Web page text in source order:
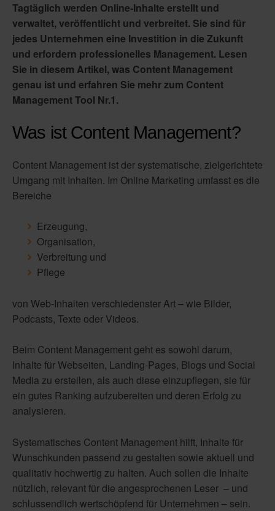
Tagtäglich werden Online-Inhalte erstellt und
verwaltet, veröffentlicht und verbreitet. Sie sind für
jedes Unternehmen eine Investition in die Zukunft
und erfordern professionelles Management. Lesen
Sie in diesem Artikel, was Content Management
genau ist und erfahren Sie mehr zum Content
Management Tool Nr.1.
Was ist Content Management?
Content Management ist der systematische, zielgerichtete
Umgang mit Inhalten. Im Online Marketing umfasst es die
Bereiche
Erzeugung,
Organisation,
Verbreitung und
Pflege
von Web-Inhalten verschiedenster Art – wie Bilder,
Podcasts, Texte oder Videos.
Beim Content Management geht es sowohl darum,
Inhalte für Webseiten, Landing-Pages, Blogs und Social
Media zu erstellen, als auch diese einzupflegen, sie für
ein gutes Ranking aufzubereiten und deren Erfolg zu
analysieren.
Systematisches Content Management hilft, Inhalte für
Wunschkunden passend zu gestalten sowie aktuell und
qualitativ hochwertig zu halten. Auch sollen die Inhalte
nützlich, relevant für die angesprochenen Leser – und
schlussendlich wertschöpfend für Unternehmen – sein.